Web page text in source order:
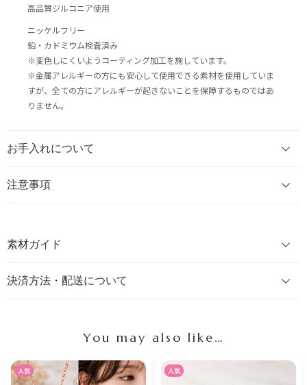
高品質ジルコニア使用
ニッケルフリー
鉛・カドミウム検査済み
※変色しにくいようコーティング加工を施しています。
※金属アレルギーの方にも安心して使用できる素材を使用していま
すが、全ての方にアレルギーが起きないことを保障するものではあ
りません。
お手入れについて
注意事項
素材ガイド
決済方法・配送について
You may also like…
人気 人気